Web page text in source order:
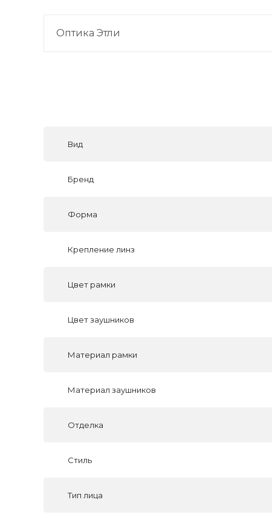
Оптика Этли
Вид
Бренд
Форма
Крепление линз
Цвет рамки
Цвет заушников
Материал рамки
Материал заушников
Отделка
Стиль
Тип лица